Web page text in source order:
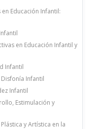
Educación Infantil:
en Educación Infantil y
Infantil
Infantil
Infantil
Estimulación y
y Artística en la